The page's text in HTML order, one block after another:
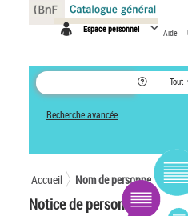
Espace personnel Aide
Tout
Recherche avancée
Accueil Nom de personne
Notice de personne
Panneau de gestion des cookies